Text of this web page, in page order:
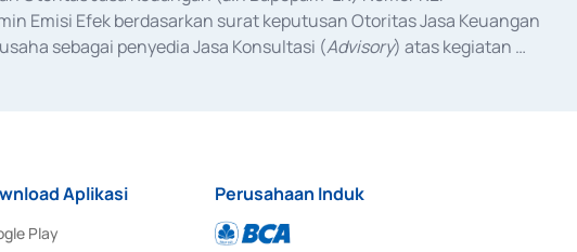
Emisi Efek berdasarkan surat keputusan Otoritas Jasa Keuangan
sebagai penyedia Jasa Konsultasi (Advisory) atas kegiatan
Aplikasi
Play
Perusahaan Induk